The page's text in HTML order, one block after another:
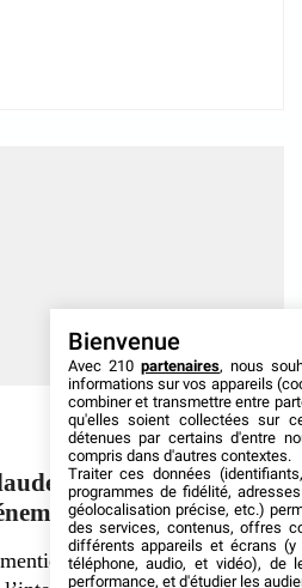
ChatGPT et
Grip déploie une
Bienvenue
Avec 210 partenaires, nous
informations sur vos appareils
combiner et transmettre entre
qu'elles soient collectées sur
détenues par certains d'entre
compris dans d'autres contextes.
Traiter ces données
programmes de fidélité,
géolocalisation précise, etc.)
des services, contenus, offres
différents appareils et écrans (y
téléphone, audio, et vidéo), de
performance, et d'étudier les